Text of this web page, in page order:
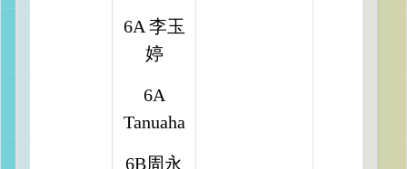
6A 李玉
婷
6A
Tanuaha
6B周永